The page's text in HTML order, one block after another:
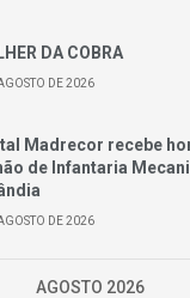
DA COBRA
DE 2026
Madrecor recebe
de Infantaria
DE 2026
AGOSTO 2026